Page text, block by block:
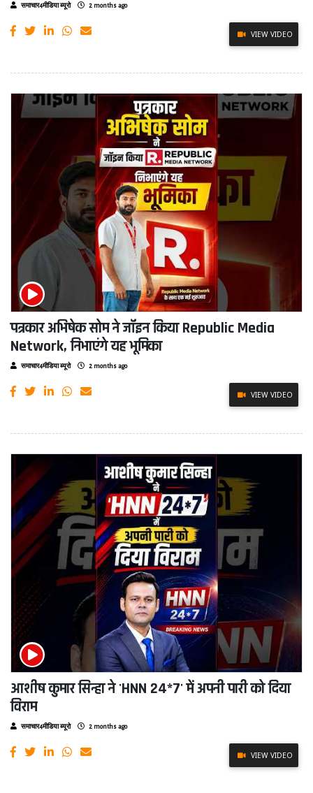
समाचार4मीडिया ब्यूरो 2 months ago
VIEW VIDEO
पत्रकार अभिषेक सोम ने जॉइन किया Republic Media
Network, निभाएंगे यह भूमिका
समाचार4मीडिया ब्यूरो 2 months ago
VIEW VIDEO
आशीष कुमार सिन्हा ने 'HNN 24*7' में अपनी पारी को दिया
विराम
समाचार4मीडिया ब्यूरो 2 months ago
VIEW VIDEO